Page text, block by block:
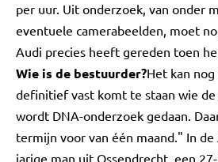
per uur. Uit onderzoek, van onder
eventuele camerabeelden, moet
Audi precies heeft gereden toen
Wie is de bestuurder?Het kan
definitief vast komt te staan wie
wordt DNA-onderzoek gedaan.
termijn voor van één maand." In
jarige man uit Ossendrecht, een